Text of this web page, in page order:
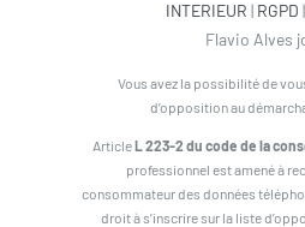
INTERIEUR | RGPD
Flavio Alves
Vous avez la possibilité de
d’opposition au
ArticleL 223-2 du code de la
professionnel est amené à
consommateur des données
droit à s’inscrire sur la liste